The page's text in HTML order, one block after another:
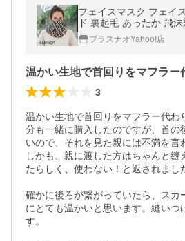
フェイスマスク フェイ
ド 裏起毛 あったか 飛沫
セックス レディース メ
対策 日焼け予防
プラスナオYahoo!店
3
温かい生地で首回りをマフラー代わ
分も一緒に購入したのですが、首の
いので、それを見た親には不満を言
しかも、親に渡した方はちゃんと縫
たらしく、使わない！と返されまし
確かに後ろが繋がっていたら、スカ
にとても温かいと思います。縫いつ
す。